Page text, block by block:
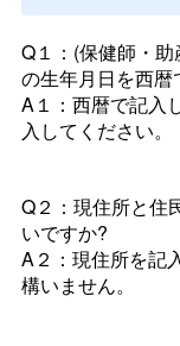
Q１：(保健師・
の生年月日を西
A１：西暦で記入
入してください。
Q２：現住所と住
いですか?
A２：現住所を記
構いません。